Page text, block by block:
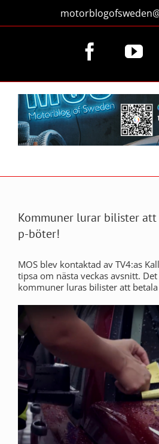
innehållet
Facebook
Kommuner lurar bilister
p-böter!
MOS blev kontaktad av TV4:as
tipsa om nästa veckas avsnitt.
kommuner luras bilister att